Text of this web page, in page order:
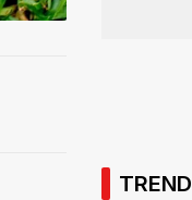
TREND